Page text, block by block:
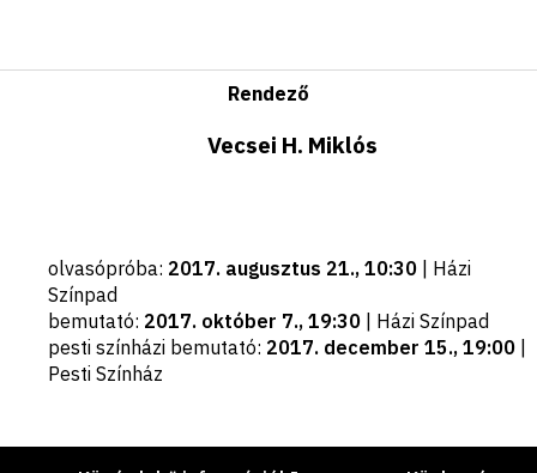
Rendező
Vecsei H. Miklós
Fontos
dátumok
olvasópróba: 2017. augusztus 21., 10:30 | Házi
Színpad
bemutató: 2017. október 7., 19:30 | Házi Színpad
pesti színházi bemutató: 2017. december 15., 19:00 |
Pesti Színház
Lábléc